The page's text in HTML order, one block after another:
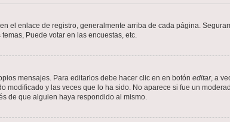
el enlace de registro, generalmente arriba de cada página.
Puede votar en las encuestas, etc.
mensajes. Para editarlos debe hacer clic en en botón editar, a
modificado y las veces que lo ha sido. No aparece si fue un
de que alguien haya respondido al mismo.